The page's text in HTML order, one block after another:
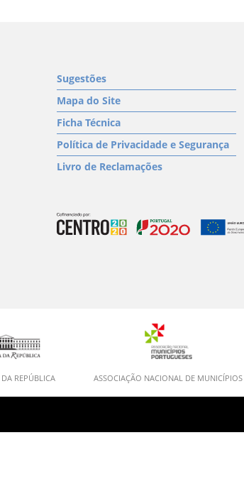
Sugestões
Mapa do Site
Ficha Técnica
Política de Privacidade e Segurança
Livro de Reclamações
REPÚBLICA ASSOCIAÇÃO NACIONAL DE MUNICÍPIOS